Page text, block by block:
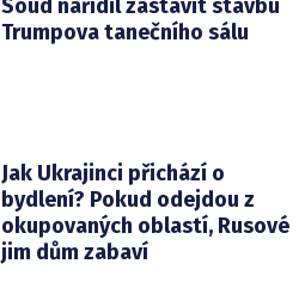
Soud nařídil zastavit stavbu
Trumpova tanečního sálu
Jak Ukrajinci přichází o
bydlení? Pokud odejdou z
okupovaných oblastí, Rusové
jim dům zabaví